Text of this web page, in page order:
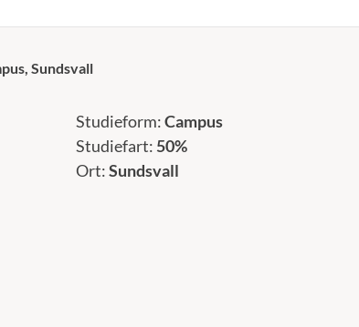
Sundsvall
Studieform:Campus
Studiefart: 50%
Ort:Sundsvall